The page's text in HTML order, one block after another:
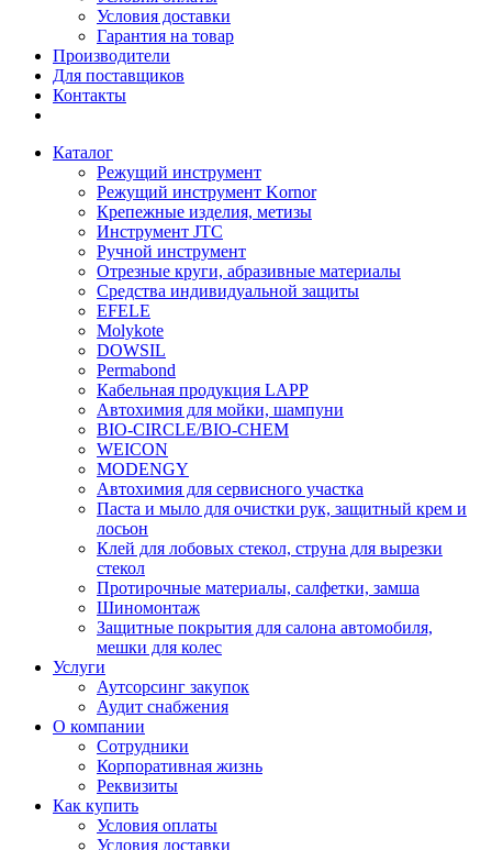
Условия доставки
Гарантия на товар
Производители
Для поставщиков
Контакты
Каталог
Режущий инструмент
Режущий инструмент Kornor
Крепежные изделия, метизы
Инструмент JTC
Ручной инструмент
Отрезные круги, абразивные материалы
Средства индивидуальной защиты
EFELE
Molykote
DOWSIL
Permabond
Кабельная продукция LAPP
Автохимия для мойки, шампуни
BIO-CIRCLE/BIO-CHEM
WEICON
MODENGY
Автохимия для сервисного участка
Паста и мыло для очистки рук, защитный крем и
лосьон
Клей для лобовых стекол, струна для вырезки
стекол
Протирочные материалы, салфетки, замша
Шиномонтаж
Защитные покрытия для салона автомобиля,
мешки для колес
Услуги
Аутсорсинг закупок
Аудит снабжения
О компании
Сотрудники
Корпоративная жизнь
Реквизиты
Как купить
Условия оплаты
Условия доставки